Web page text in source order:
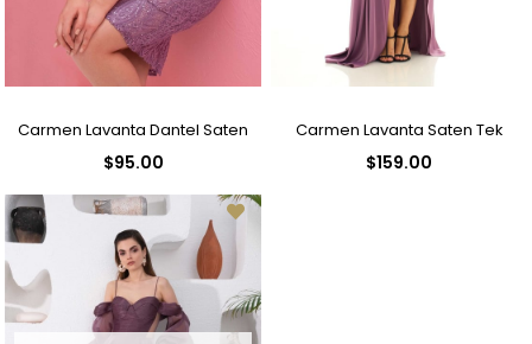
Carmen Lavanta Dantel Saten
$95.00
Carmen Lavanta Saten Tek
$159.00